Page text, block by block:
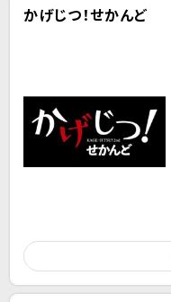
かげじつ！せかんど